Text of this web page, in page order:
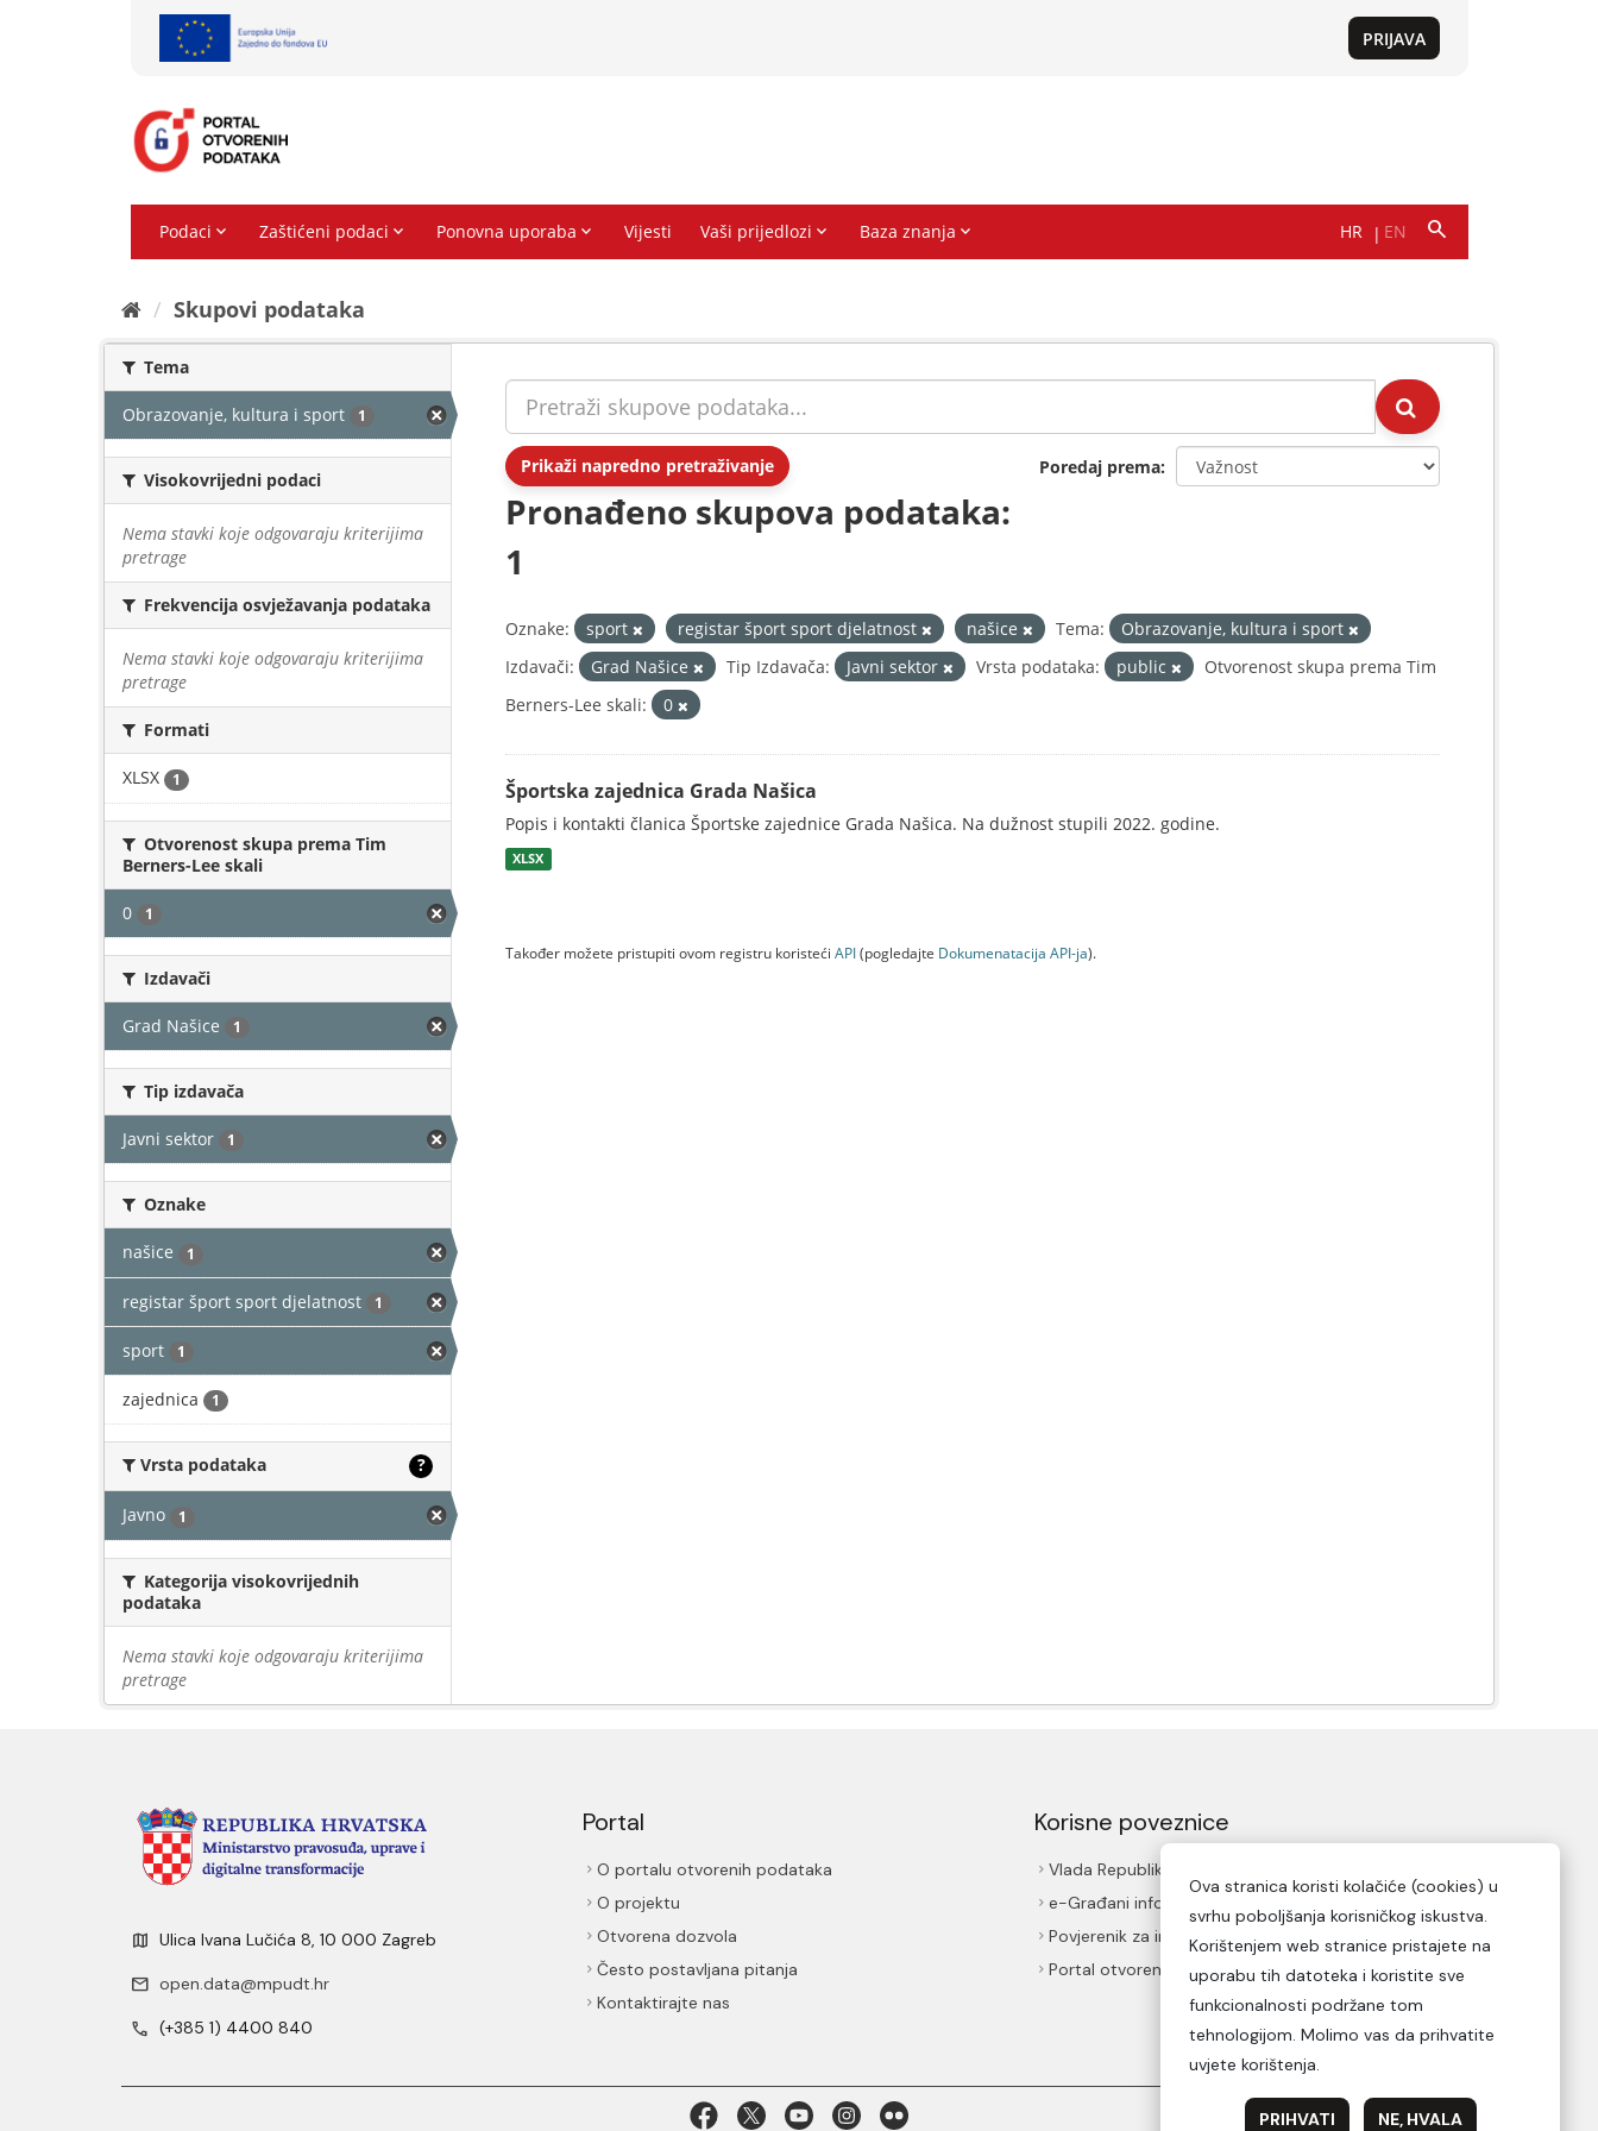
Skupovi podаtаkа
Tema
Obrazovanje, kultura i sport 1
Visokovrijedni podaci
Nema stavki koje odgovaraju kriterijima
pretrage
Frekvencija osvježavanja podataka
Nema stavki koje odgovaraju kriterijima
pretrage
Formati
XLSX 1
Otvorenost skupa prema Tim
Berners-Lee skali
0 1
Izdavači
Grad Našice 1
Tip izdavača
Javni sektor 1
Oznake
našice 1
registar šport sport djelatnost 1
sport 1
zajednica 1
Vrsta podataka ?
Javno 1
Kategorija visokovrijednih
podataka
Nema stavki koje odgovaraju kriterijima
pretrage
Prikaži napredno pretraživanje Poredaj prema
Pronađeno skupova podataka:
1
Oznake: sport registar šport sport djelatnost našice Tema:
Obrazovanje, kultura i sport
Izdavači:
Grad Našice Tip Izdavača: Javni sektor Vrsta podataka: public
Otvorenost skupa prema Tim
Berners-Lee skali:
0
Športska zajednica Grada Našica
Popis i kontakti članica Športske zajednice Grada Našica. Na dužnost stupili 2022. godine.
XLSX
Također možete pristupiti ovom registru koristeći API(pogledajte Dokumenаtаcijа API-jа).